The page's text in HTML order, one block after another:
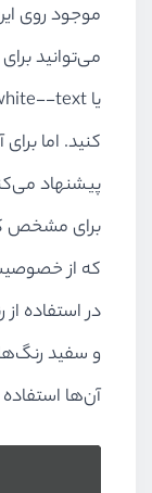
کنید. اما
برای مشخص
در استفاده
و سفید
آن‌ها